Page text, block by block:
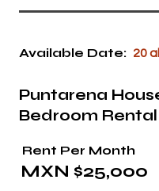
Available Date: 20
Puntarena
Bedroom Rental
Rent Per Month
MXN $25,000